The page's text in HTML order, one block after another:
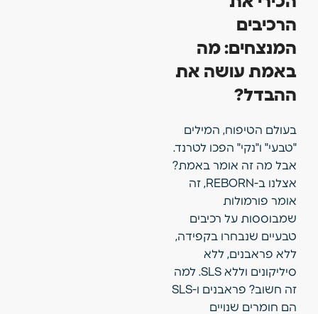
הרכיבים
המנצחים: מה
באמת עושה את
ההבדל?
בעולם הטיפוח, המילים
"טבעי" ו"נקי" הפכו לטרנד.
אבל מה זה אומר באמת?
אצלנו ב-REBORN, זה
אומר פורמולות
שמבוססות על רכיבים
טבעיים שנבחרו בקפידה,
ללא פראבנים, ללא
סיליקונים וללא SLS. למה
זה חשוב? פראבנים ו-SLS
הם חומרים שנויים